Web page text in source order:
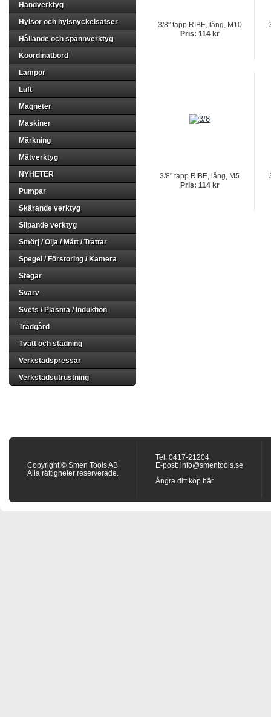
Handverktyg
Hylsor och hylsnyckelsatser
Hållande och spännverktyg
Koordinatbord
Lampor
Luft
Magneter
Maskiner
Märkning
Mätverktyg
NYHETER
Pumpar
Skärande verktyg
Slipande verktyg
Smörj / Olja / Mått / Trattar
Spegel / Förstoring / Kamera
Stegar
Svarv
Svets / Plasma / Induktion
Trädgård
Tvätt och städning
Verkstadspressar
Verkstadsutrustning
3/8" tapp RIBE, lång, M10
Pris: 114 kr
3/8" tapp RIBE, lång, M5
Pris: 114 kr
Copyright © Smen Tools AB
Alla rättigheter reserverade.
Tel: 0417-21204
E-post: info@smentools.se
Ångra ditt köp här